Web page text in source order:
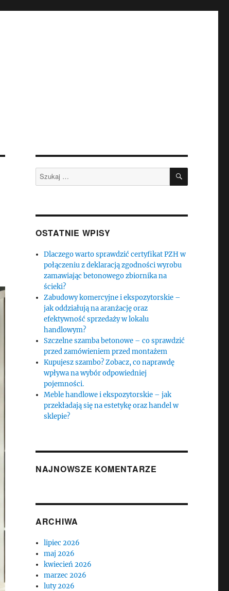
Szukaj: SZUKAJ
OSTATNIE WPISY
Dlaczego warto sprawdzić certyfikat PZH w
połączeniu z deklaracją zgodności wyrobu
zamawiając betonowego zbiornika na
ścieki?
Zabudowy komercyjne i ekspozytorskie –
jak oddziałują na aranżację oraz
efektywność sprzedaży w lokalu
handlowym?
Szczelne szamba betonowe – co sprawdzić
przed zamówieniem przed montażem
Kupujesz szambo? Zobacz, co naprawdę
wpływa na wybór odpowiedniej
pojemności.
Meble handlowe i ekspozytorskie – jak
przekładają się na estetykę oraz handel w
sklepie?
NAJNOWSZE KOMENTARZE
ARCHIWA
lipiec 2026
maj 2026
kwiecień 2026
marzec 2026
luty 2026